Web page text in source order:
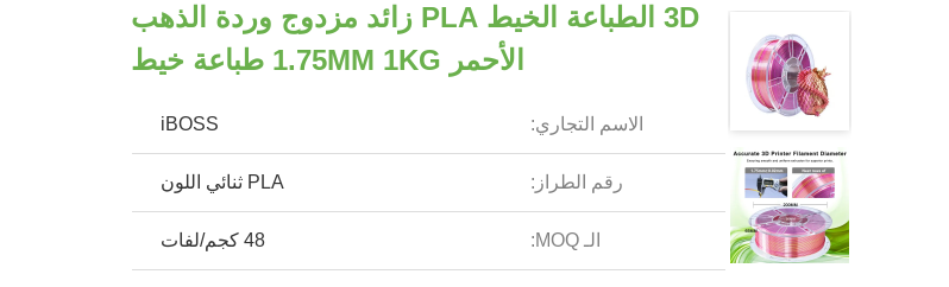
3D الطباعة الخيط PLA زائد مزدوج وردة الذهب
الأحمر 1.75MM 1KG طباعة خيط
الاسم التجاري: iBOSS
رقم الطراز: PLA ثنائي اللون
الـ MOQ: 48 كجم/لفات